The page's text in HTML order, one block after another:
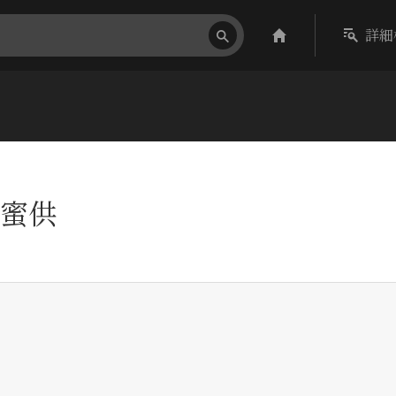
詳
供